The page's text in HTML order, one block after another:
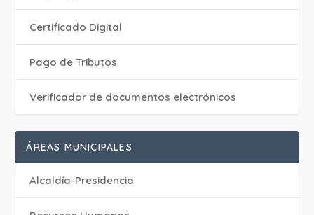
Certificado Digital
Pago de Tributos
Verificador de documentos electrónicos
ÁREAS MUNICIPALES
Alcaldía-Presidencia